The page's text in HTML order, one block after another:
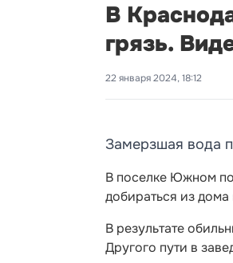
В
грязь.
22 января 2024, 18:12
Замерзшая вода
В поселке Южном
добираться из
В результате
Другого пути в